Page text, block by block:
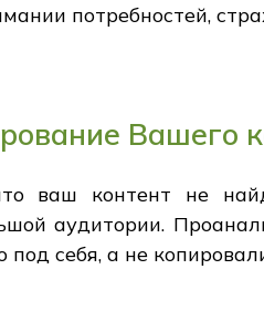
потребностей,
Вашего
ваш контент не
аудитории.
под себя, а не